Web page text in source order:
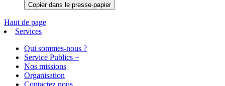
Copier dans le presse-papier
Haut de page
Services
Qui sommes-nous ?
Service Publics +
Nos missions
Organisation